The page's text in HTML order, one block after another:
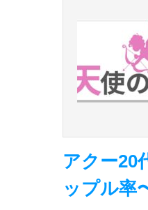
アクー20
ップル率